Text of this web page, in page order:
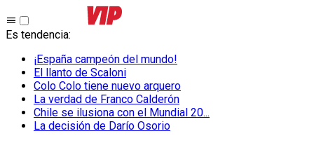
Es tendencia:
¡España campeón del mundo!
El llanto de Scaloni
Colo Colo tiene nuevo arquero
La verdad de Franco Calderón
Chile se ilusiona con el Mundial 20...
La decisión de Darío Osorio